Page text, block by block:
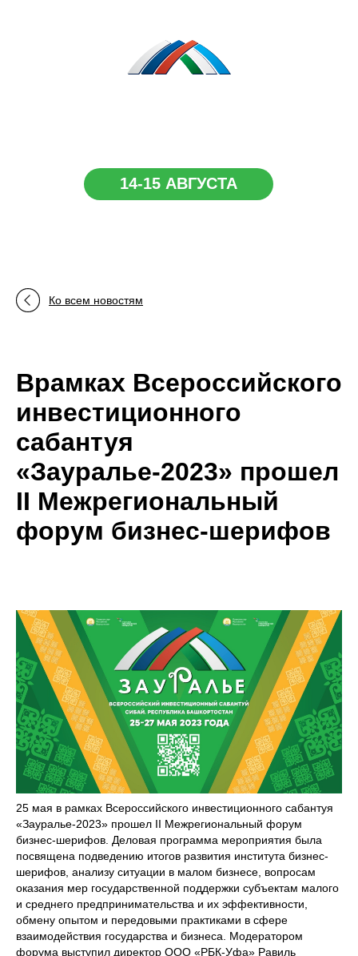
14-15 АВГУСТА
Ко всем новостям
Врамках Всероссийского
инвестиционного
сабантуя
«Зауралье-2023» прошел
II Межрегиональный
форум бизнес-шерифов
25 мая в рамках Всероссийского инвестиционного сабантуя
«Зауралье-2023» прошел II Межрегиональный форум
бизнес-шерифов. Деловая программа мероприятия была
посвящена подведению итогов развития института бизнес-
шерифов, анализу ситуации в малом бизнесе, вопросам
оказания мер государственной поддержки субъектам малого
и среднего предпринимательства и их эффективности,
обмену опытом и передовыми практиками в сфере
взаимодействия государства и бизнеса. Модератором
форума выступил директор ООО «РБК-Уфа» Равиль